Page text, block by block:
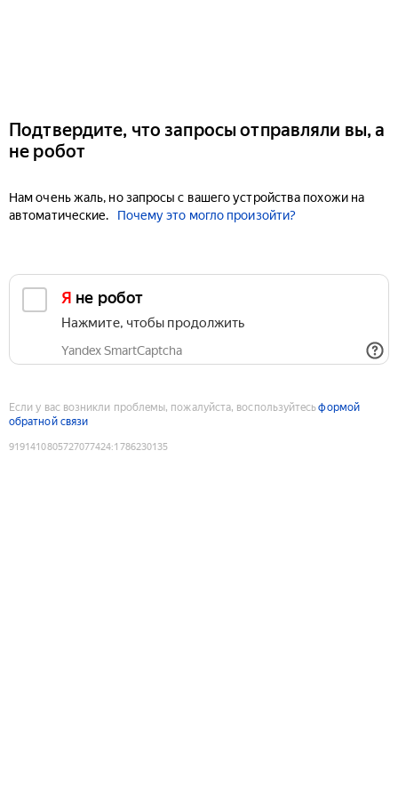
Подтвердите, что запросы отправляли вы, а
не робот
Нам очень жаль, но запросы с вашего устройства похожи на
автоматические.
Почему это могло произойти?
Я не робот
Нажмите, чтобы продолжить
Yandex SmartCaptcha
Если у вас возникли проблемы, пожалуйста, воспользуйтесьформой
обратной связи
9191410805727077424:1786230135